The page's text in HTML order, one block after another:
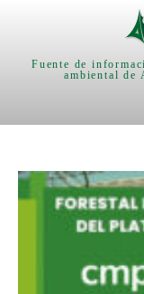
Fuente de
ambiental de